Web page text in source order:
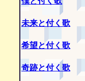
未来と付く歌
希望と付く歌
奇跡と付く歌